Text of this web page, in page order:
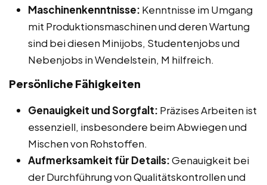
Maschinenkenntnisse: Kenntnisse im Umgang
mit Produktionsmaschinen und deren Wartung
sind bei diesen Minijobs, Studentenjobs und
Nebenjobs in Wendelstein, M hilfreich.
Persönliche Fähigkeiten
Genauigkeit und Sorgfalt: Präzises Arbeiten ist
essenziell, insbesondere beim Abwiegen und
Mischen von Rohstoffen.
Aufmerksamkeit für Details:Genauigkeit bei
der Durchführung von Qualitätskontrollen und